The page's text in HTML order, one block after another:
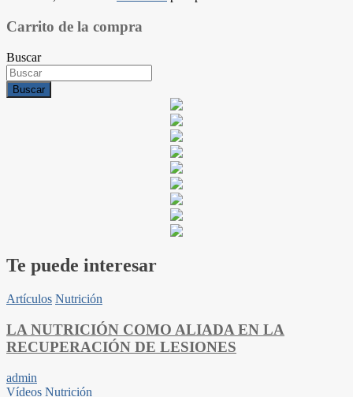
Carrito de la compra
Buscar
Buscar
Te puede interesar
Artículos Nutrición
LA NUTRICIÓN COMO ALIADA EN LA
RECUPERACIÓN DE LESIONES
admin
Vídeos Nutrición